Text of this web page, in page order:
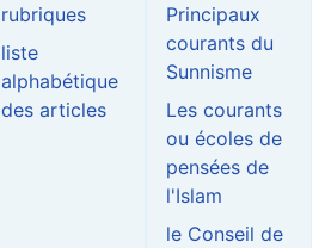
rubriques
liste
alphabétique
des articles
Principaux
courants du
Sunnisme
Les courants
ou écoles de
pensées de
l'Islam
le Conseil de